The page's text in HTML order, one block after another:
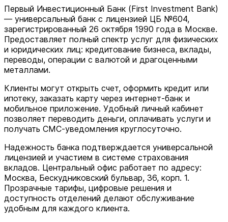
Первый Инвестиционный Банк (First Investment Bank)
— универсальный банк с лицензией ЦБ №604,
зарегистрированный 26 октября 1990 года в Москве.
Предоставляет полный спектр услуг для физических
и юридических лиц: кредитование бизнеса, вклады,
переводы, операции с валютой и драгоценными
металлами.
Клиенты могут открыть счет, оформить кредит или
ипотеку, заказать карту через интернет-банк и
мобильное приложение. Удобный личный кабинет
позволяет переводить деньги, оплачивать услуги и
получать СМС-уведомления круглосуточно.
Надежность банка подтверждается универсальной
лицензией и участием в системе страхования
вкладов. Центральный офис работает по адресу:
Москва, Бескудниковский бульвар, 36, корп. 1.
Прозрачные тарифы, цифровые решения и
доступность отделений делают обслуживание
удобным для каждого клиента.